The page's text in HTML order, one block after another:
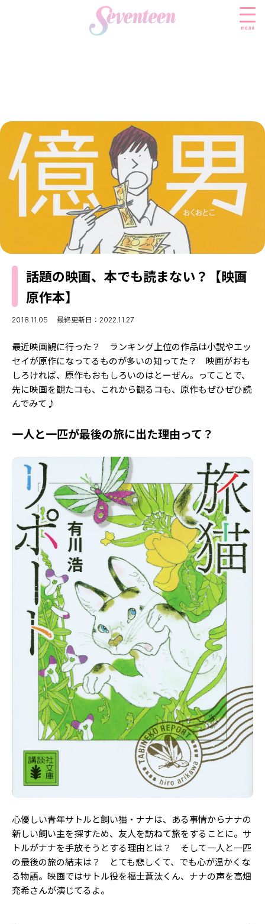
menu
FASHION
ファッションニュース
モデル私服
着回し
着痩せ
BEAUTY
ビューティニュース
トレンドメイク
ベストコスメ
ヘアアレンジ・ヘアケア
スキンケア
ボディケア
SCHOOL
スクールニュース
制服コーデ
学校ヘアメイク
勉強・受験・進路
ENTERTAINMENT
エンタメニュース
なにわ男子
LIFESTYLE
ライフスタイルニュース
JKランキング・アワード
モデルの購入品
おでかけ
JK TREND
MODELS
MODEL'S BLOG
TikTok
Instagram
YouTube
FORTUNE
ゲッターズ飯田
ミスセブンティーンニュース
MAGAZINE
バックナンバー
INFORMATION
Seventeenについて
Follow us
ST member
新規会員登録・ログイン
話題の映画、本でも読まない？【映画
原作本】
2018.11.05 最終更新日：2022.11.27
最近映画観に行った？ ランキング上位の作品は小説やエッ
セイが原作になってるものが多いの知ってた？ 映画がおも
しろければ、原作もおもしろいのはとーぜん。ってことで、
先に映画を観たコも、これから観るコも、原作もぜひぜひ読
んでみて♪
一人と一匹が最後の旅に出た理由って？
心優しい青年サトルと飼い猫・ナナは、ある事情からナナの
新しい飼い主を探すため、友人を訪ねて旅をすることに。サ
トルがナナを手放そうとする理由とは？ そして一人と一匹
の最後の旅の結末は？ とても悲しくて、でも心が温かくな
る物語。映画ではサトル役を福士蒼汰くん、ナナの声を高畑
充希さんが演じてるよ。